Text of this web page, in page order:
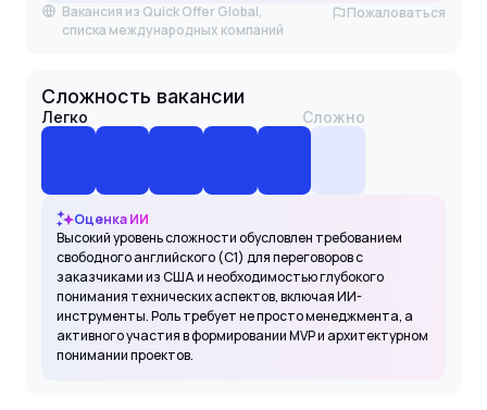
Вакансия из Quick Offer Global,
списка международных компаний
Пожаловаться
Сложность вакансии
Легко Сложно
Оценка ИИ
Высокий уровень сложности обусловлен требованием
свободного английского (C1) для переговоров с
заказчиками из США и необходимостью глубокого
понимания технических аспектов, включая ИИ-
инструменты. Роль требует не просто менеджмента, а
активного участия в формировании MVP и архитектурном
понимании проектов.